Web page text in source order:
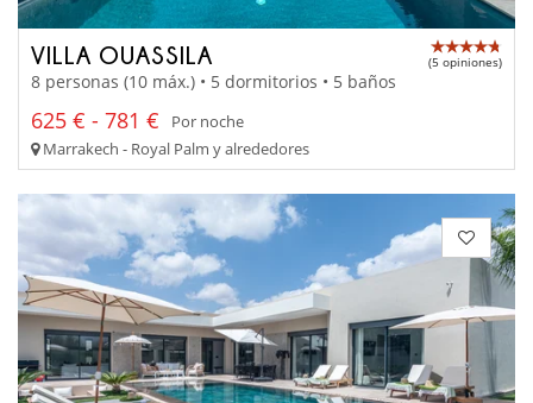
VILLA OUASSILA (5 opiniones)
8 personas (10 máx.) • 5 dormitorios • 5 baños
625 € - 781 €
Por noche
Marrakech - Royal Palm y alrededores